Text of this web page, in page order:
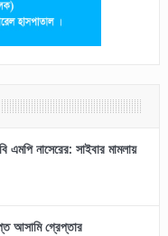
নাসেরের: সাইবার মামলায়
আসামি গ্রেপ্তার